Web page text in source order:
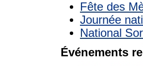
Fête des
Journée
National
Événements